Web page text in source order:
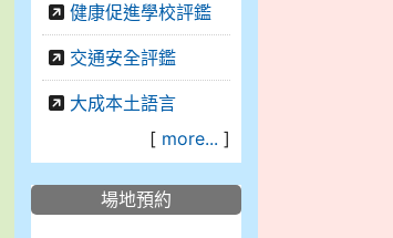
健康促進學校評鑑
交通安全評鑑
大成本土語言
[ more... ]
場地預約